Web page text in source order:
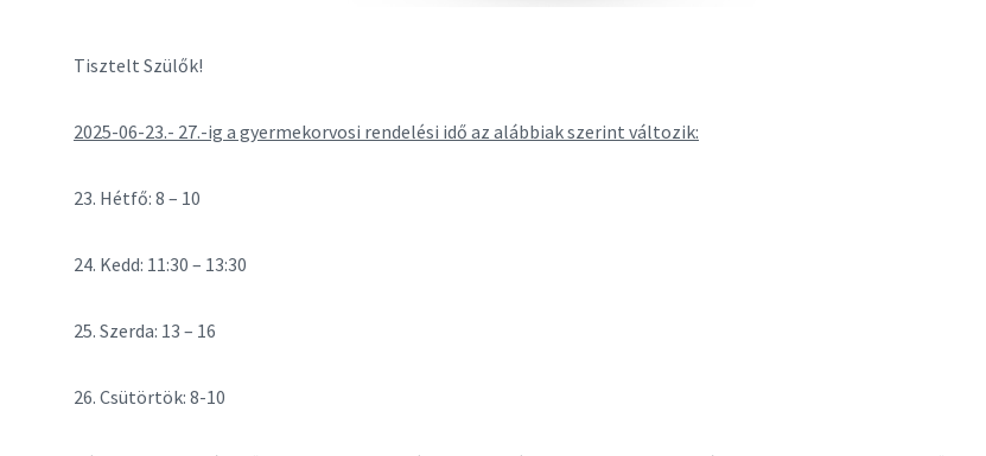
Tisztelt Szülők!
2025-06-23.- 27.-ig a gyermekorvosi rendelési idő az alábbiak szerint változik:
23. Hétfő: 8 – 10
24. Kedd: 11:30 – 13:30
25. Szerda: 13 – 16
26. Csütörtök: 8-10